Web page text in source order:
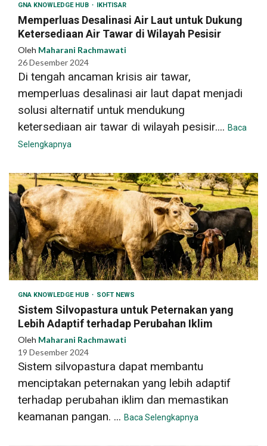
GNA KNOWLEDGE HUB IKHTISAR
Memperluas Desalinasi Air Laut untuk Dukung
Ketersediaan Air Tawar di Wilayah Pesisir
Oleh Maharani Rachmawati
26 Desember 2024
Di tengah ancaman krisis air tawar,
memperluas desalinasi air laut dapat menjadi
solusi alternatif untuk mendukung
ketersediaan air tawar di wilayah pesisir.... Baca
Selengkapnya
GNA KNOWLEDGE HUB SOFT NEWS
Sistem Silvopastura untuk Peternakan yang
Lebih Adaptif terhadap Perubahan Iklim
Oleh Maharani Rachmawati
19 Desember 2024
Sistem silvopastura dapat membantu
menciptakan peternakan yang lebih adaptif
terhadap perubahan iklim dan memastikan
keamanan pangan. ... Baca Selengkapnya